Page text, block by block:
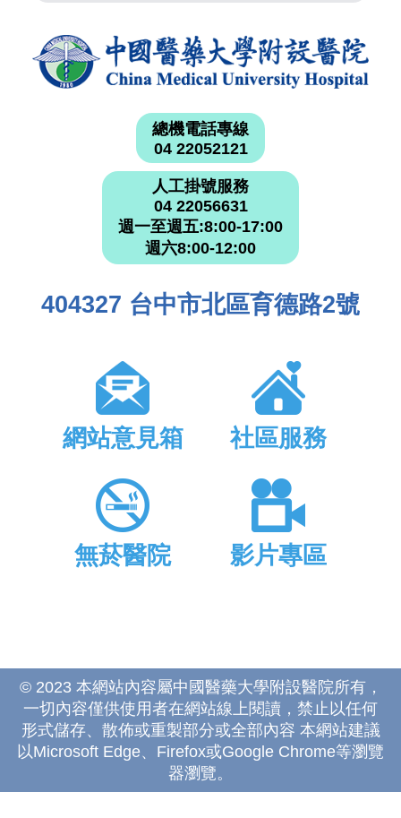
總機電話專線
04 22052121
人工掛號服務
04 22056631
週一至週五:8:00-17:00
週六8:00-12:00
404327 台中市北區育德路2號
網站意見箱 社區服務
無菸醫院 影片專區
© 2023 本網站內容屬中國醫藥大學附設醫院所有，
一切內容僅供使用者在網站線上閱讀，禁止以任何
形式儲存、散佈或重製部分或全部內容 本網站建議
以Microsoft Edge、Firefox或Google Chrome等瀏覽
器瀏覽。